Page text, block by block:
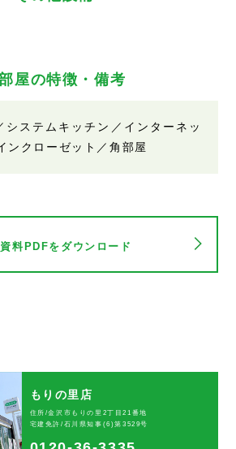
屋の特徴・備考
システムキッチン／インターネッ
ンクローゼット／角部屋
料PDFをダウンロード
もりの里店
住所/金沢市もりの里2丁目21番地
宅建免許/石川県知事(6)第3529号